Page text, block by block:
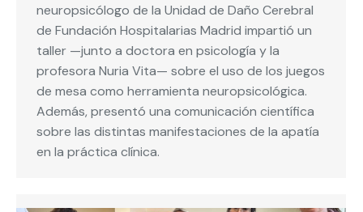
neuropsicólogo de la Unidad de Daño Cerebral
de Fundación Hospitalarias Madrid impartió un
taller —junto a doctora en psicología y la
profesora Nuria Vita— sobre el uso de los juegos
de mesa como herramienta neuropsicológica.
Además, presentó una comunicación científica
sobre las distintas manifestaciones de la apatía
en la práctica clínica.